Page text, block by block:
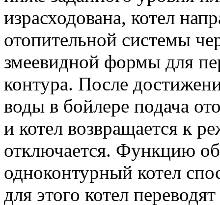
израсходована, котел
отопительной системы
змеевидной формы для
контура. После
воды в бойлере подача
и котел возвращается к
отключается. Функцию
одноконтурный котел
для этого котел